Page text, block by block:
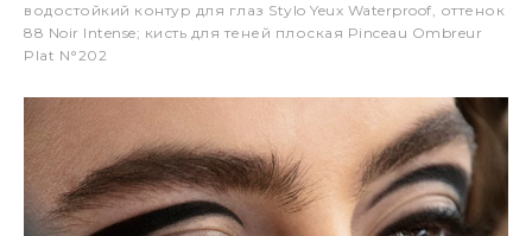
водостойкий контур для глаз Stylo Yeux Waterproof, оттенок
88 Noir Intense; кисть для теней плоская Pinceau Ombreur
Plat N°202